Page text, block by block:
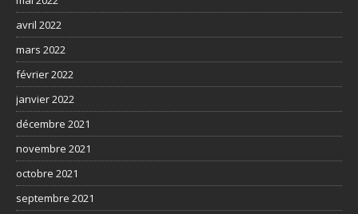
avril 2022
mars 2022
février 2022
janvier 2022
décembre 2021
novembre 2021
octobre 2021
septembre 2021